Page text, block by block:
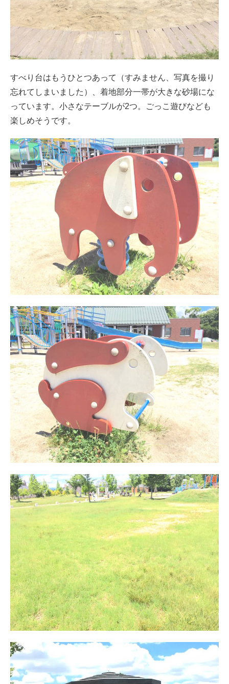
すべり台はもうひとつあって（すみません、写真を撮り
忘れてしまいました）、着地部分一帯が大きな砂場にな
っています。小さなテーブルが2つ。ごっこ遊びなども
楽しめそうです。